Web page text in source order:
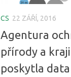
CS 22 ZÁŘÍ, 2016
Agentura
přírody a
poskytla